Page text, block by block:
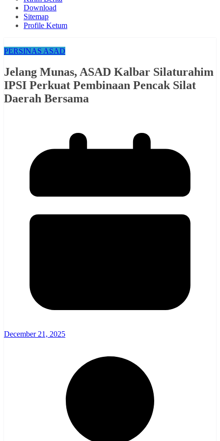
Download
Sitemap
Profile Ketum
PERSINAS ASAD
Jelang Munas, ASAD Kalbar Silaturahim
IPSI Perkuat Pembinaan Pencak Silat
Daerah Bersama
December 21, 2025